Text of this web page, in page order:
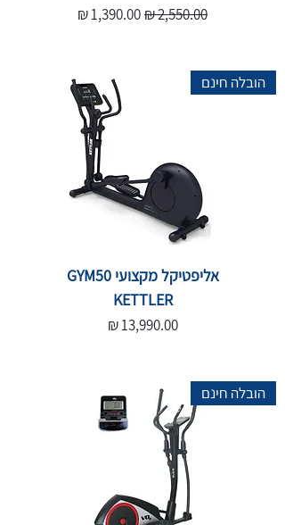
Regular Price
2,550.00 ₪
Sale Price
1,390.00 ₪
הובלה חינם
אליפטיקל מקצועי GYM50
KETTLER
Price
13,990.00 ₪
הובלה חינם